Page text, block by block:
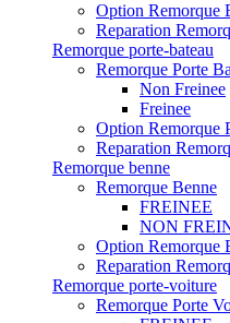
Option Remorque
Reparation
Remorque porte-bateau
Remorque Porte
Non Freinee
Freinee
Option Remorque
Reparation
Remorque benne
Remorque Benne
FREINEE
NON
Option Remorque
Reparation
Remorque porte-voiture
Remorque Porte